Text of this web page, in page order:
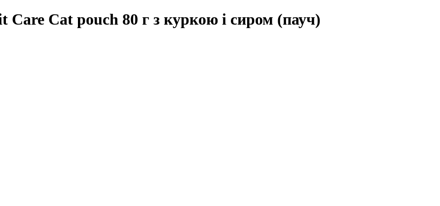
Cat pouch 80 г з куркою і сиром (пауч)